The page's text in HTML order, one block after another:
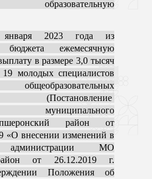
образовательную
2023 года из
бюджета ежемесячную
в размере 3,0 тысяч
молодых специалистов
общеобразовательных
(Постановление
муниципального
район от
«О внесении изменений в
администрации МО
от 26.12.2019 г.
Положения об